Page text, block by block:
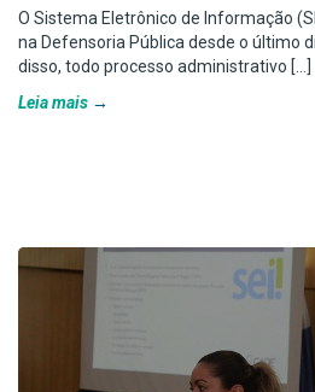
O Sistema Eletrônico de Informação
na Defensoria Pública desde o último
disso, todo processo administrativo […]
Leia mais